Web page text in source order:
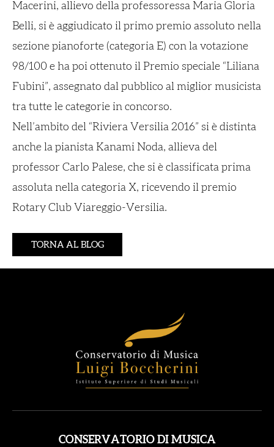
Macerini, allievo della professoressa Maria Gloria
Belli, si è aggiudicato il primo premio assoluto nella
sezione pianoforte (categoria E) con la votazione
98/100 e ha poi ottenuto il Premio speciale “Liliana
Fubini”, assegnato dal pubblico al miglior musicista
tra tutte le categorie in concorso.
Nell’ambito del “Riviera Versilia 2016” si è distinta
anche la pianista Kanami Noda, allieva del
professor Carlo Palese, che si è classificata prima
assoluta nella categoria X, ricevendo il premio
Rotary Club Viareggio-Versilia.
TORNA AL BLOG
CONSERVATORIO DI MUSICA